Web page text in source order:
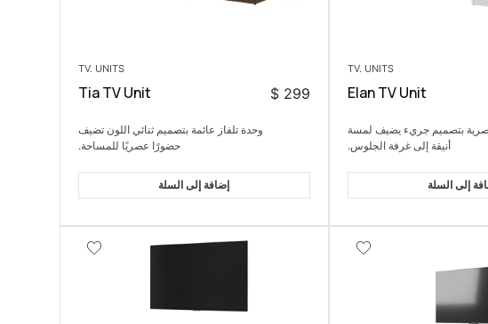
TV. UNITS
Elan TV Unit
بتصميم جريء يضيف لمسة
أنيقة إلى غرفة الجلوس.
إلى السلة
TV. UNITS
Tia TV Unit 299
$
وحدة تلفاز عائمة بتصميم ثنائي اللون تضيف
حضورًا عصريًا للمساحة.
إضافة إلى السلة